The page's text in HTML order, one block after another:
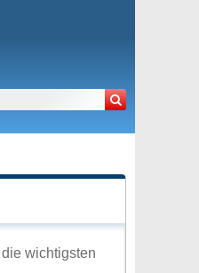
wichtigsten